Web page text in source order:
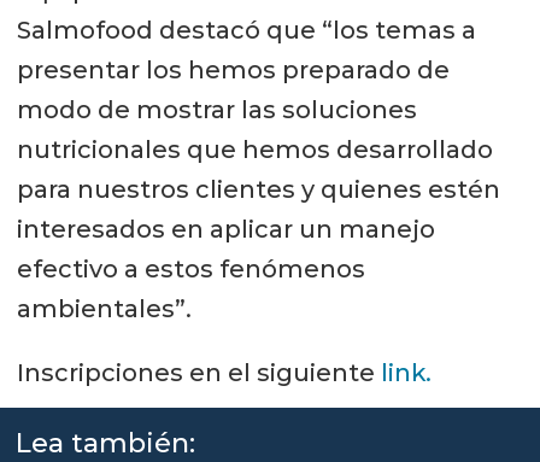
Salmofood destacó que “los temas a
presentar los hemos preparado de
modo de mostrar las soluciones
nutricionales que hemos desarrollado
para nuestros clientes y quienes estén
interesados en aplicar un manejo
efectivo a estos fenómenos
ambientales”.
Inscripciones en el siguiente link.
Lea también: